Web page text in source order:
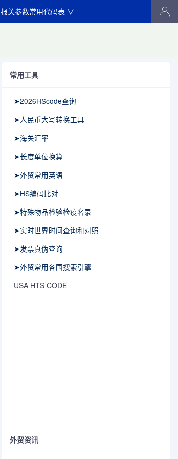
报关参数常用代码表 ∨
常用工具
➤2026HScode查询
➤人民币大写转换工具
➤海关汇率
➤长度单位换算
➤外贸常用英语
➤HS编码比对
➤特殊物品检验检疫名录
➤实时世界时间查询和对照
➤发票真伪查询
➤外贸常用各国搜索引擎
USA HTS CODE
外贸资讯